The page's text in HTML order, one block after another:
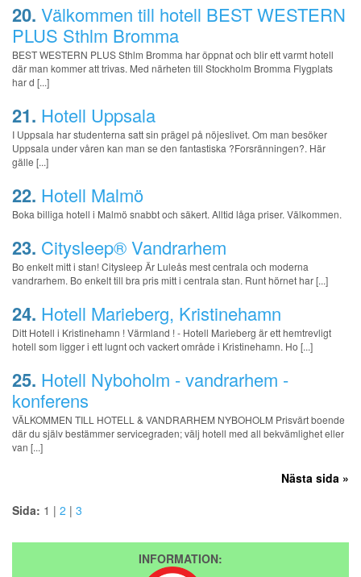
20. Välkommen till hotell BEST WESTERN
PLUS Sthlm Bromma
BEST WESTERN PLUS Sthlm Bromma har öppnat och blir ett varmt hotell
där man kommer att trivas. Med närheten till Stockholm Bromma Flygplats
har d [...]
21. Hotell Uppsala
I Uppsala har studenterna satt sin prägel på nöjeslivet. Om man besöker
Uppsala under våren kan man se den fantastiska ?Forsränningen?. Här
gälle [...]
22. Hotell Malmö
Boka billiga hotell i Malmö snabbt och säkert. Alltid låga priser. Välkommen.
23. Citysleep® Vandrarhem
Bo enkelt mitt i stan! Citysleep Är Luleås mest centrala och moderna
vandrarhem. Bo enkelt till bra pris mitt i centrala stan. Runt hörnet har [...]
24. Hotell Marieberg, Kristinehamn
Ditt Hotell i Kristinehamn ! Värmland ! - Hotell Marieberg är ett hemtrevligt
hotell som ligger i ett lugnt och vackert område i Kristinehamn. Ho [...]
25. Hotell Nyboholm - vandrarhem -
konferens
VÄLKOMMEN TILL HOTELL & VANDRARHEM NYBOHOLM Prisvärt boende
där du själv bestämmer servicegraden; välj hotell med all bekvämlighet eller
van [...]
Nästa sida »
Sida: 1 | 2 | 3
INFORMATION: